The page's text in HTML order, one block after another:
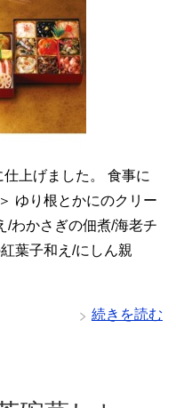
上げました。 食事に
ゆり根とかにのクリー
/わかさぎの佃煮/海老チ
葉子和え/にしん親
続きを読む